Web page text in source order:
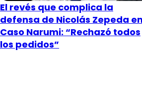
El revés que complica la
defensa de Nicolás Zepeda en
Caso Narumi: “Rechazó todos
los pedidos”